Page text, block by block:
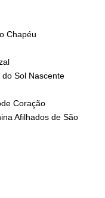
Chapéu
Sol Nascente
Coração
Afilhados de São